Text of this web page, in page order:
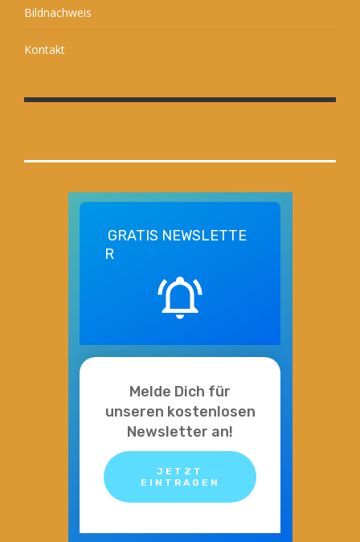
Bildnachweis
Kontakt
GRATIS NEWSLETTE
R
Melde Dich für
unseren kostenlosen
Newsletter an!
JETZT
EINTRAGEN